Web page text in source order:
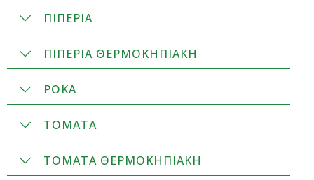
ΠΙΠΕΡΙΑ
ΠΙΠΕΡΙΑ ΘΕΡΜΟΚΗΠΙΑΚΗ
ΡΟΚΑ
ΤΟΜΑΤΑ
ΤΟΜΑΤΑ ΘΕΡΜΟΚΗΠΙΑΚΗ